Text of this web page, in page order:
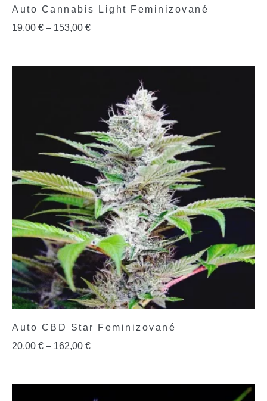
Auto Cannabis Light Feminizované
19,00 € – 153,00 €
Auto CBD Star Feminizované
20,00 € – 162,00 €